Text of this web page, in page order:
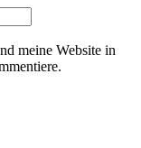
meine Website in